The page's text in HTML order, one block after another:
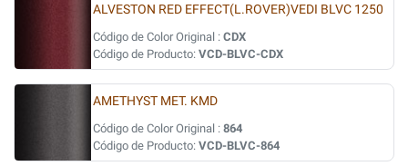
ALVESTON RED EFFECT(L.ROVER)VEDI BLVC 1250
Código de Color Original : CDX
Código de Producto: VCD-BLVC-CDX
AMETHYST MET. KMD
Código de Color Original : 864
Código de Producto: VCD-BLVC-864